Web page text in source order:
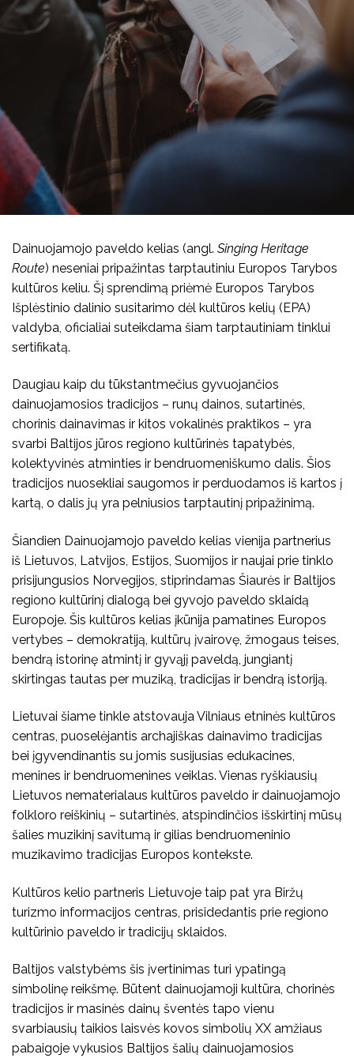
Koncertai
Kalendorinės šventės
Kūrybiniai rinkiniai
Kita
Dainuojamojo paveldo kelias (angl. Singing Heritage
Route) neseniai pripažintas tarptautiniu Europos Tarybos
kultūros keliu. Šį sprendimą priėmė Europos Tarybos
Išplėstinio dalinio susitarimo dėl kultūros kelių (EPA)
valdyba, oficialiai suteikdama šiam tarptautiniam tinklui
sertifikatą.
Daugiau kaip du tūkstantmečius gyvuojančios
dainuojamosios tradicijos – runų dainos, sutartinės,
chorinis dainavimas ir kitos vokalinės praktikos – yra
svarbi Baltijos jūros regiono kultūrinės tapatybės,
kolektyvinės atminties ir bendruomeniškumo dalis. Šios
tradicijos nuosekliai saugomos ir perduodamos iš kartos į
kartą, o dalis jų yra pelniusios tarptautinį pripažinimą.
Šiandien Dainuojamojo paveldo kelias vienija partnerius
iš Lietuvos, Latvijos, Estijos, Suomijos ir naujai prie tinklo
prisijungusios Norvegijos, stiprindamas Šiaurės ir Baltijos
regiono kultūrinį dialogą bei gyvojo paveldo sklaidą
Europoje. Šis kultūros kelias įkūnija pamatines Europos
vertybes – demokratiją, kultūrų įvairovę, žmogaus teises,
bendrą istorinę atmintį ir gyvąjį paveldą, jungiantį
skirtingas tautas per muziką, tradicijas ir bendrą istoriją.
Lietuvai šiame tinkle atstovauja Vilniaus etninės kultūros
centras, puoselėjantis archajiškas dainavimo tradicijas
bei įgyvendinantis su jomis susijusias edukacines,
menines ir bendruomenines veiklas. Vienas ryškiausių
Lietuvos nematerialaus kultūros paveldo ir dainuojamojo
folkloro reiškinių – sutartinės, atspindinčios išskirtinį mūsų
šalies muzikinį savitumą ir gilias bendruomeninio
muzikavimo tradicijas Europos kontekste.
Kultūros kelio partneris Lietuvoje taip pat yra Biržų
turizmo informacijos centras, prisidedantis prie regiono
kultūrinio paveldo ir tradicijų sklaidos.
Baltijos valstybėms šis įvertinimas turi ypatingą
simbolinę reikšmę. Būtent dainuojamoji kultūra, chorinės
tradicijos ir masinės dainų šventės tapo vienu
svarbiausių taikios laisvės kovos simbolių XX amžiaus
pabaigoje vykusios Baltijos šalių dainuojamosios